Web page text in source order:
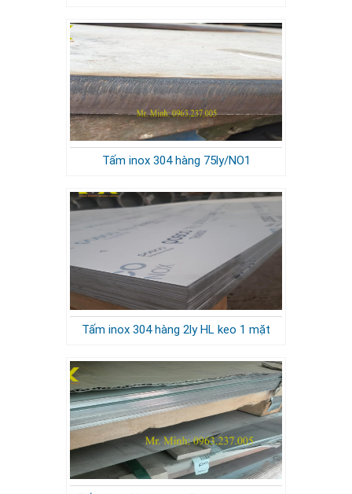
Tấm inox 304 hàng 75ly/NO1
Tấm inox 304 hàng 2ly HL keo 1 mặt